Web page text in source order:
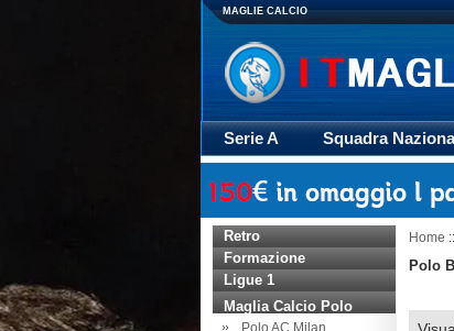
MAGLIE CALCIO
Serie A Squadra
Retro
Formazione
Ligue 1
Maglia Calcio Polo
Polo AC Milan
Home ::
Polo